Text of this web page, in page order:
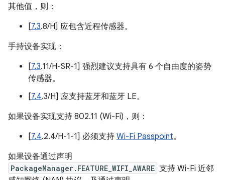
其他值，则：
[7.3.8/H] 应包含近程传感器。
手持设备实现：
[7.3.11/H-SR-1] 强烈建议支持具有 6 个自由度的姿势
传感器。
[7.4.3/H] 应支持蓝牙和蓝牙 LE。
如果设备实现支持 802.11 (Wi-Fi)，则：
[7.4.2.4/H-1-1] 必须支持 Wi-Fi Passpoint。
如果设备通过声明
PackageManager.FEATURE_WIFI_AWARE 支持 Wi-Fi 近邻